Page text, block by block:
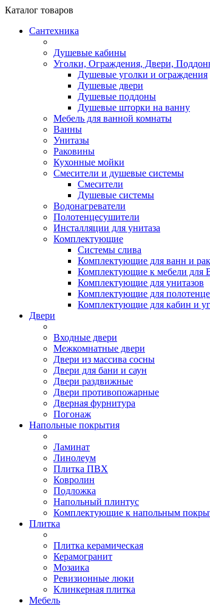
Каталог товаров
Сантехника
Душевые кабины
Уголки, Ограждения, Двери,
Душевые уголки и ограждения
Душевые двери
Душевые поддоны
Душевые шторки на ванну
Мебель для ванной комнаты
Ванны
Унитазы
Раковины
Кухонные мойки
Смесители и душевые системы
Смесители
Душевые системы
Водонагреватели
Полотенцесушители
Инсталляции для унитаза
Комплектующие
Системы слива
Комплектующие для ванн и
Комплектующие к мебели для
Комплектующие для унитазов
Комплектующие для
Комплектующие для кабин и
Двери
Входные двери
Межкомнатные двери
Двери из массива сосны
Двери для бани и саун
Двери раздвижные
Двери противопожарные
Дверная фурнитура
Погонаж
Напольные покрытия
Ламинат
Линолеум
Плитка ПВХ
Ковролин
Подложка
Напольный плинтус
Комплектующие к напольным
Плитка
Плитка керамическая
Керамогранит
Мозаика
Ревизионные люки
Клинкерная плитка
Мебель